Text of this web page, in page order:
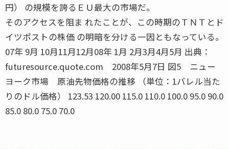
円） の規模を誇るＥＵ最大の市場だ。
そのアクセスを阻ま れたことが、この時期のＴＮＴとド
イツポストの株価 の明暗を分ける一因ともなっている。
07年 9月 10月11月12月08年 1月 2月3月4月5月 出典：
futuresource.quote.com 2008年5月7日 図5 ニュー
ヨーク市場 原油先物価格の推移 （単位：1バレル当た
りのドル価格） 123.53 120.00 115.0 110.0 100.0 95.0 90.0
85.0 80.0 75.0 70.0